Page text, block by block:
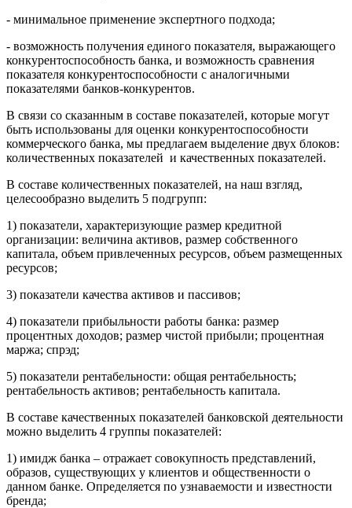
- минимальное применение экспертного подхода;
- возможность получения единого показателя, выражающего
конкурентоспособность банка, и возможность сравнения
показателя конкурентоспособности с аналогичными
показателями банков-конкурентов.
В связи со сказанным в составе показателей, которые могут
быть использованы для оценки конкурентоспособности
коммерческого банка, мы предлагаем выделение двух блоков:
количественных показателей и качественных показателей.
В составе количественных показателей, на наш взгляд,
целесообразно выделить 5 подгрупп:
1) показатели, характеризующие размер кредитной
организации: величина активов, размер собственного
капитала, объем привлеченных ресурсов, объем размещенных
ресурсов;
3) показатели качества активов и пассивов;
4) показатели прибыльности работы банка: размер
процентных доходов; размер чистой прибыли; процентная
маржа; спрэд;
5) показатели рентабельности: общая рентабельность;
рентабельность активов; рентабельность капитала.
В составе качественных показателей банковской деятельности
можно выделить 4 группы показателей:
1) имидж банка – отражает совокупность представлений,
образов, существующих у клиентов и общественности о
данном банке. Определяется по узнаваемости и известности
бренда;